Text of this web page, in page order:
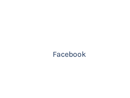
Facebook